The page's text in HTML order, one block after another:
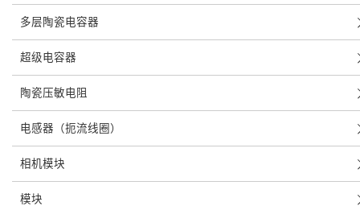
多层陶瓷电容器
超级电容器
陶瓷压敏电阻
电感器（扼流线圈）
相机模块
模块